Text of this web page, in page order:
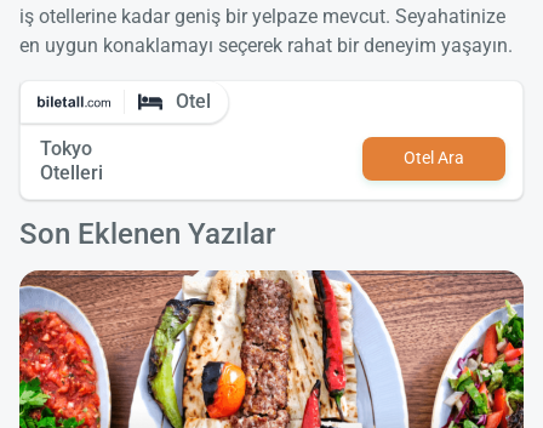
iş otellerine kadar geniş bir yelpaze mevcut. Seyahatinize
en uygun konaklamayı seçerek rahat bir deneyim yaşayın.
Otel
Tokyo
Otelleri
Otel Ara
Son Eklenen Yazılar